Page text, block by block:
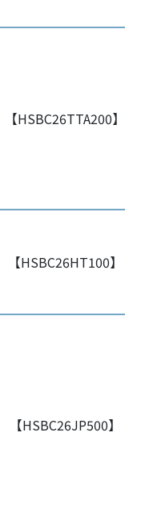
【HSBC26TTA200】
【HSBC26HT100】
【HSBC26JP500】